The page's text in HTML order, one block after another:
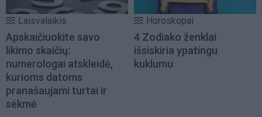
Laisvalaikis
Apskaičiuokite savo
likimo skaičių:
numerologai atskleidė,
kurioms datoms
pranašaujami turtai ir
sėkmė
Horoskopai
4 Zodiako ženklai
išsiskiria ypatingu
kuklumu